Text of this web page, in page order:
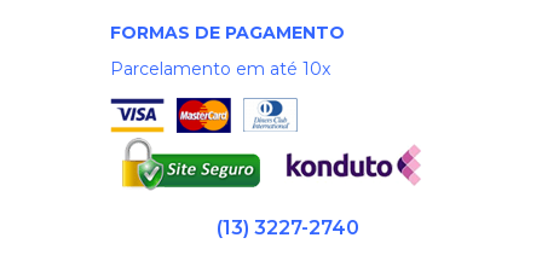
FORMAS DE PAGAMENTO
Parcelamento em até 10x
(13) 3227-2740